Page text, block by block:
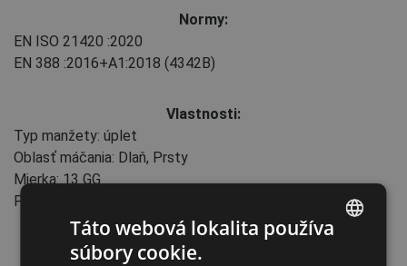
Normy:
EN ISO 21420 :2020
EN 388 :2016+A1:2018 (4342B)
Vlastnosti:
Typ manžety: úplet
Oblasť máčania: Dlaň, Prsty
Mierka: 13 GG
Priemysel: Strojárstvo, Automobilový priemysel
Táto webová lokalita používa
súbory cookie.